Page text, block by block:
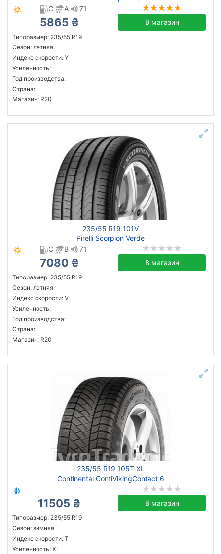
C
A 71
5865 ₴ В магазин
Типоразмер: 235/55 R19
Сезон: летняя
Индекс скорости: Y
Усиленность:
Год производства:
Страна:
Магазин: R20
235/55 R19 101V
Pirelli Scorpion Verde
C
B 71
7080 ₴ В магазин
Типоразмер: 235/55 R19
Сезон: летняя
Индекс скорости: V
Усиленность:
Год производства:
Страна:
Магазин: R20
235/55 R19 105T XL
Continental ContiVikingContact 6
11505 ₴ В магазин
Типоразмер: 235/55 R19
Сезон: зимняя
Индекс скорости: T
Усиленность: XL